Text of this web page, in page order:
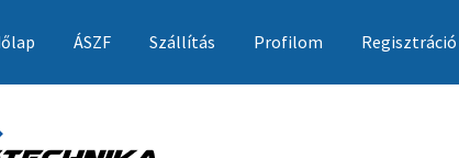
ÁSZF Szállítás Profilom Regisztráció